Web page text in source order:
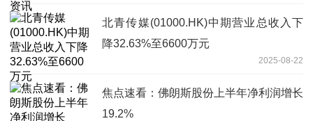
北青传媒(01000.HK)中期营业总收入下
降32.63%至6600万元
2025-08-22
焦点速看：佛朗斯股份上半年净利润增长
19.2%